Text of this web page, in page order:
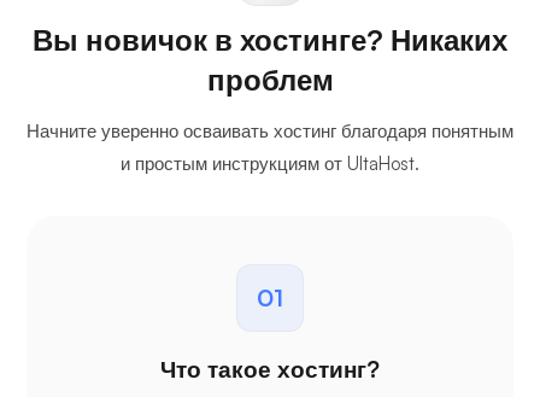
Вы новичок в хостинге? Никаких
проблем
Начните уверенно осваивать хостинг благодаря понятным
и простым инструкциям от UltaHost.
01
Что такое хостинг?